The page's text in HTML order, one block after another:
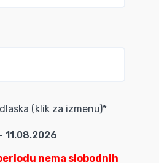
(klik za izmenu)*
nema slobodnih